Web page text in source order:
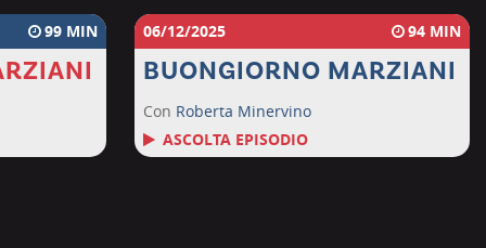
99 06/12/2025 94
BUONGIORNO MARZIANI
Con Roberta Minervino
ASCOLTA EPISODIO